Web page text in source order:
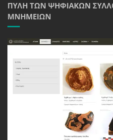
ΠΎΛΗ ΤΩΝ ΨΗΦΙΑΚΏΝ
ΜΝΗΜΕΊΩΝ